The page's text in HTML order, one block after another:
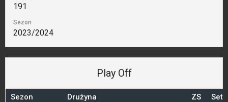
191
Sezon
2023/2024
Play Off
Sezon Drużyna ZS
Sety